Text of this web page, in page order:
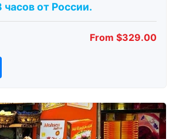
от России.
From $329.00